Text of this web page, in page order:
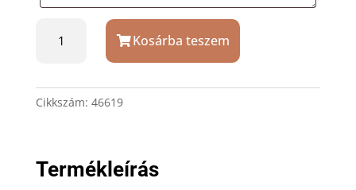
Zebra
teleszkópos
Kosárba teszem
Cikkszám: 46619
Termékleírás